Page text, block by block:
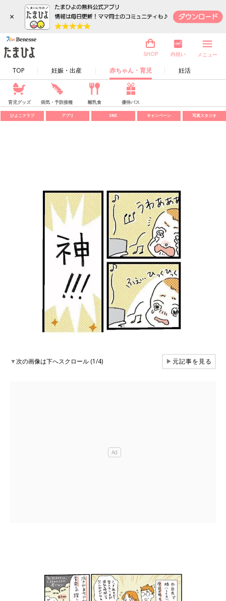
×
TOP 妊娠・出産 赤ちゃん・育児 妊活
SHOP 内祝い メニュー
育児グッズ 病気・予防接種 離乳食 優待パス
ひよこクラブ アプリ SNS キャンペーン 写真スタジオ
▼次の画像は下へスクロール (1/4) ▶元記事を見る